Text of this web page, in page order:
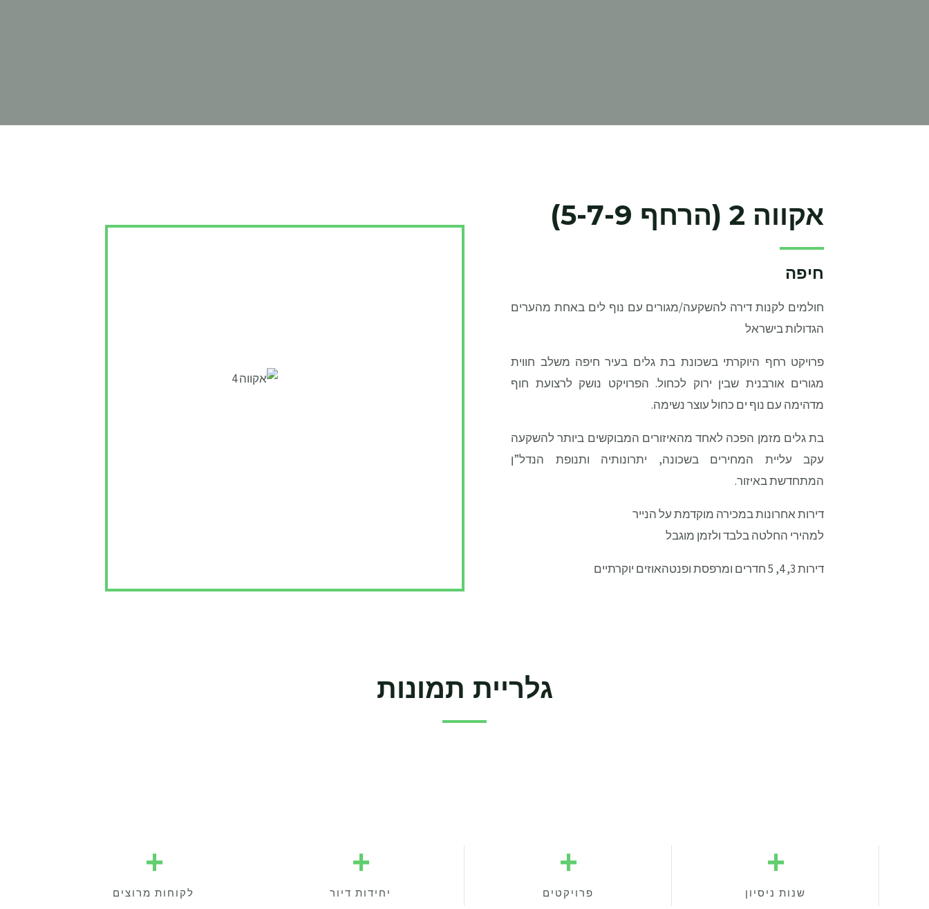
אקווה 2 (הרחף 5-7-9)
חיפה
חולמים לקנות דירה להשקעה/מגורים עם נוף לים באחת מהערים
הגדולות בישראל
פרויקט רחף היוקרתי בשכונת בת גלים בעיר חיפה משלב חווית
מגורים אורבנית שבין ירוק לכחול. הפרויקט נושק לרצועת חוף
מדהימה עם נוף ים כחול עוצר נשימה.
בת גלים מזמן הפכה לאחד מהאיזורים המבוקשים ביותר להשקעה
עקב עליית המחירים בשכונה, יתרונותיה ותנופת הנדל”ן
המתחדשת באיזור.
דירות אחרונות במכירה מוקדמת על הנייר
למהירי החלטה בלבד ולזמן מוגבל
דירות 3, 4, 5 חדרים ומרפסת ופנטהאוזים יוקרתיים
גלריית תמונות
שנות ניסיון
+
פרויקטים
+
יחידות דיור
+
לקוחות מרוצים
+